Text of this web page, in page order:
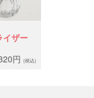
イザー
円 (税込)